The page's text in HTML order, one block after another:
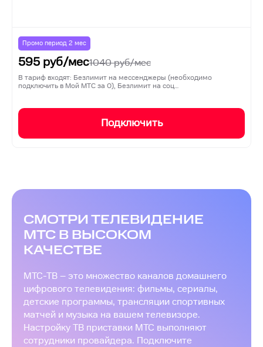
Промо период 2 мес
595 руб/мес1040руб/мес
В тариф входят: Безлимит на мессенджеры (необходимо
подключить в Мой МТС за 0), Безлимит на соц…
Подключить
СМОТРИ ТЕЛЕВИДЕНИЕ
МТС В ВЫСОКОМ
КАЧЕСТВЕ
МТС-ТВ – это множество каналов домашнего
цифрового телевидения: фильмы, сериалы,
детские программы, трансляции спортивных
матчей и музыка на вашем телевизоре.
Настройку ТВ приставки МТС выполняют
сотрудники провайдера. Подключите